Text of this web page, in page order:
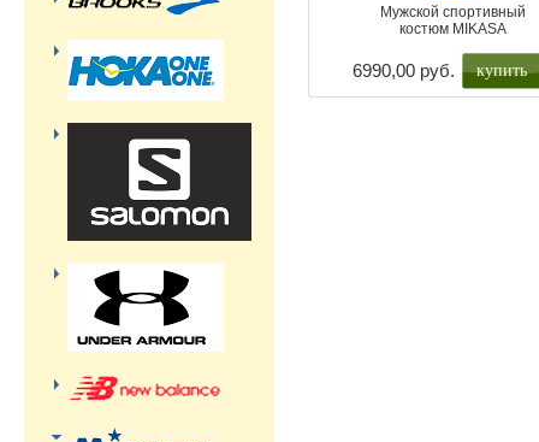
Мужской спортивный
костюм MIKASA
6990,00 руб. купить